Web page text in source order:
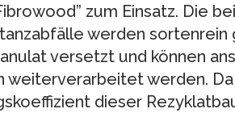
zum Einsatz. Die
werden
versetzt und können
weiterverarbeitet werden.
dieser